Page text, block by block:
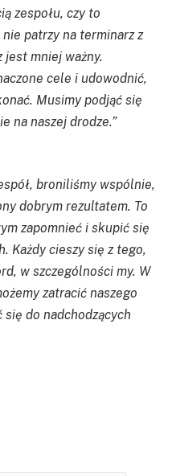
zespołu, czy to
patrzy na terminarz z
jest mniej ważny.
cele i udowodnić,
Musimy podjąć się
na naszej drodze.”
broniliśmy wspólnie,
dobrym rezultatem. To
zapomnieć i skupić się
Każdy cieszy się z tego,
w szczególności my. W
zatracić naszego
do nadchodzących